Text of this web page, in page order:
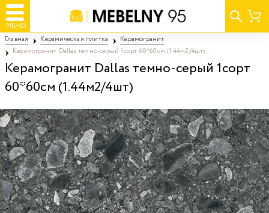
МЕНЮ
Главная Керамическая плитка
Керамогранит
Керамогранит Dallas темно-серый 1сорт 60*60см (1.44м2/4шт)
Керамогранит Dallas темно-серый 1сорт
60*60см (1.44м2/4шт)